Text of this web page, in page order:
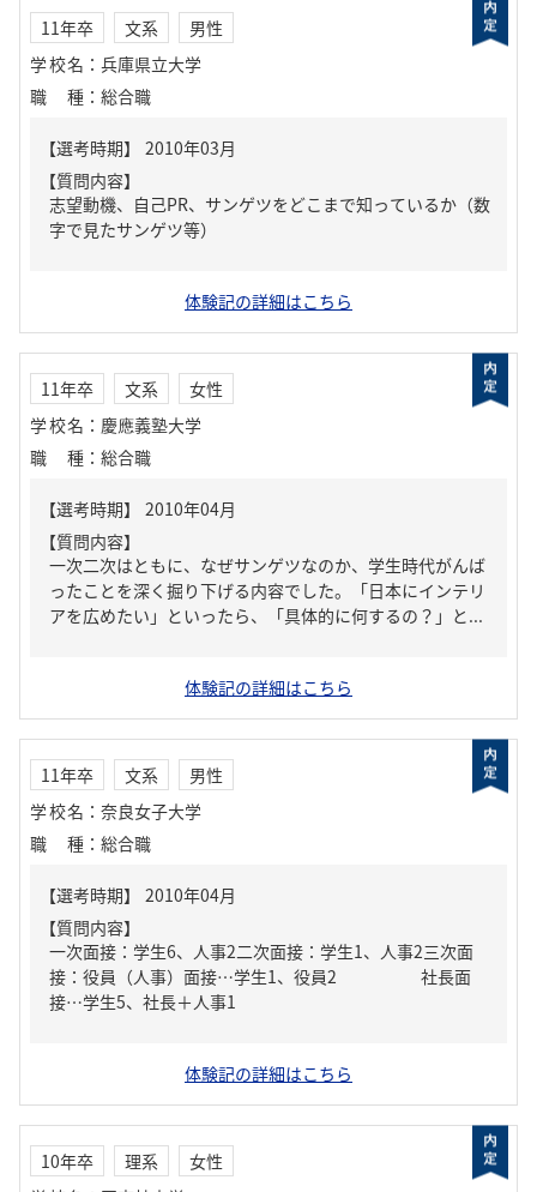
11年卒 文系
男性
学校名 ： 兵庫県立大学
職種 ： 総合職
【質問内容】
志望動機、自己PR、サンゲツをどこまで知っているか（数
字で見たサンゲツ等）
体験記の詳細はこちら
11年卒 文系
女性
学校名 ： 慶應義塾大学
職種 ： 総合職
【質問内容】
一次二次はともに、なぜサンゲツなのか、学生時代がんば
ったことを深く掘り下げる内容でした。「日本にインテリ
アを広めたい」といったら、「具体的に何するの？」と...
体験記の詳細はこちら
11年卒 文系
男性
学校名 ： 奈良女子大学
職種 ： 総合職
【質問内容】
一次面接：学生6、人事2二次面接：学生1、人事2三次面
接：役員（人事）面接…学生1、役員2 社長面
接…学生5、社長＋人事1
体験記の詳細はこちら
10年卒 理系
女性